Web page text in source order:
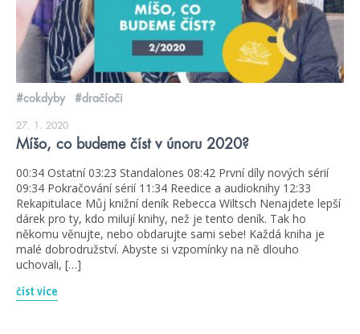
#cokdyby #dračíoči
27. 1. 2020
Míšo, co budeme číst v únoru 2020?
00:34 Ostatní 03:23 Standalones 08:42 První díly nových sérií
09:34 Pokračování sérií 11:34 Reedice a audioknihy 12:33
Rekapitulace Můj knižní deník Rebecca Wiltsch Nenajdete lepší
dárek pro ty, kdo milují knihy, než je tento deník. Tak ho
někomu věnujte, nebo obdarujte sami sebe! Každá kniha je
malé dobrodružství. Abyste si vzpomínky na ně dlouho
uchovali, […]
číst více